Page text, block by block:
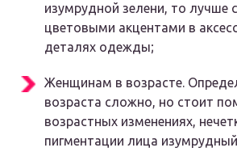
изумрудной зелени, то лучше
цветовыми акцентами в
деталях одежды;
Женщинам в возрасте.
возраста сложно, но стоит
возрастных изменениях,
пигментации лица изумрудный